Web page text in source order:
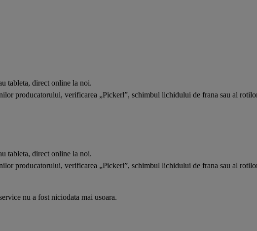
tableta, direct online la noi.
producatorului, verificarea „Pickerl”, schimbul lichidului de frana sau al
tableta, direct online la noi.
producatorului, verificarea „Pickerl”, schimbul lichidului de frana sau al
nu a fost niciodata mai usoara.